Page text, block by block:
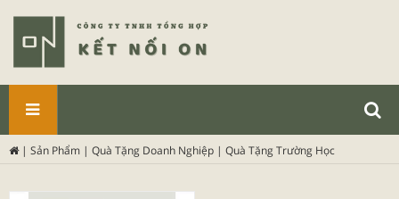
PHẨM
| Sản Phẩm | Quà Tặng Doanh Nghiệp | Quà Tặng Trường Học